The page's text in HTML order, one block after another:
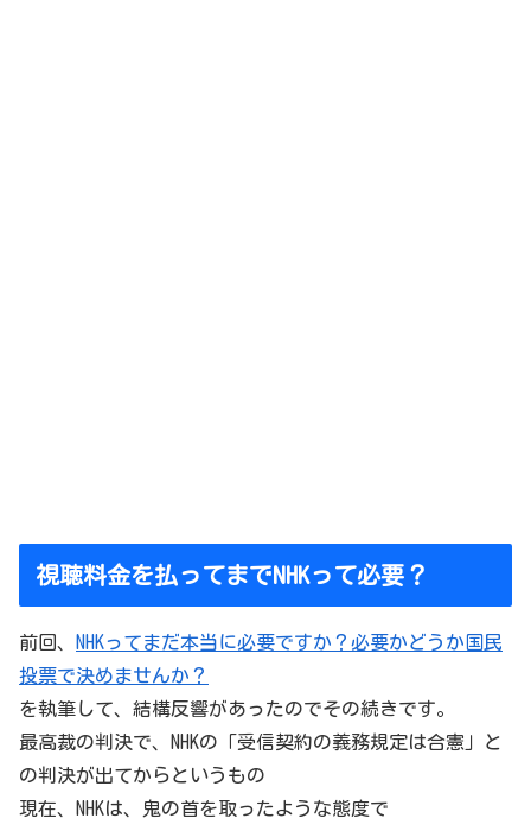
視聴料金を払ってまでNHKって必要？
前回、
NHKってまだ本当に必要ですか？必要かどうか国民
投票で決めませんか？
を執筆して、結構反響があったのでその続きです。
最高裁の判決で、NHKの「受信契約の義務規定は合憲」と
の判決が出てからというもの
現在、NHKは、鬼の首を取ったような態度で